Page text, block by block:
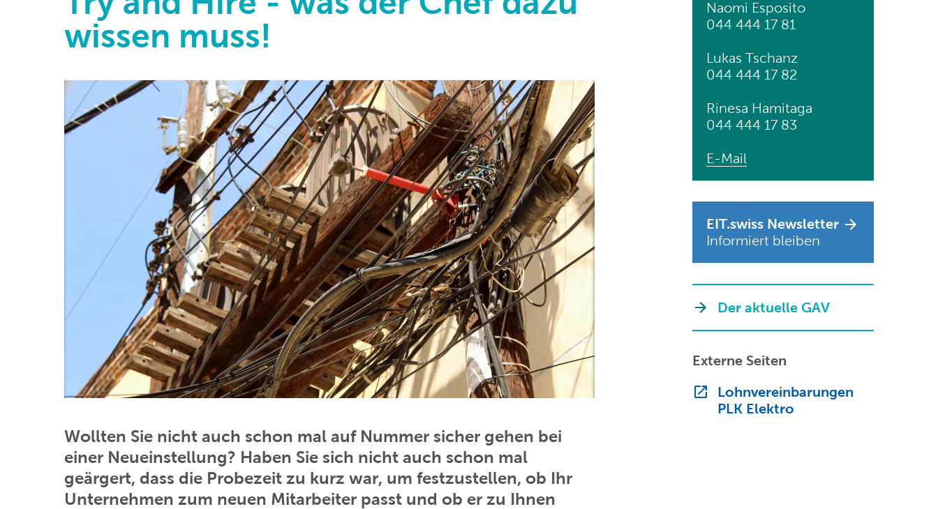
wissen muss!
Wollten Sie nicht auch schon mal auf Nummer sicher gehen bei
einer Neueinstellung? Haben Sie sich nicht auch schon mal
geärgert, dass die Probezeit zu kurz war, um festzustellen, ob Ihr
Unternehmen zum neuen Mitarbeiter passt und ob er zu Ihnen
Naomi Esposito
044 444 17 81
Lukas Tschanz
044 444 17 82
Rinesa Hamitaga
044 444 17 83
E-Mail
EIT.swiss Newsletter
Informiert bleiben
Der aktuelle GAV
Externe Seiten
Lohnvereinbarungen
PLK Elektro